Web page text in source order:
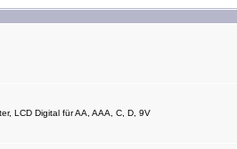
LCD Digital für AA, AAA, C, D, 9V